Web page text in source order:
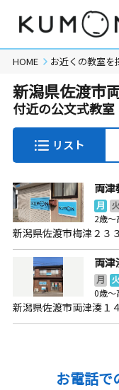
HOME お近くの教室を
新潟県佐渡市
付近の公文式教室
リスト
両津
月 火
2歳～
新潟県佐渡市梅津２３
両津
月 火
0歳～
新潟県佐渡市両津湊１
お電話で